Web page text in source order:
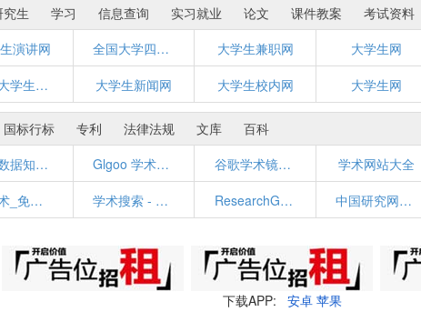
究生 学习 信息查询 实习就业 论文 课件教案
考试资料
演讲网 全国大学四、六级考试官网 大学生兼职网 大学生网
中国大学生网—大学生杂志社官方网站 大学生新闻网 大学生校内网 大学生网
国标行标 专利 法律法规 文库
百科
万方数据知识服务平台 Glgoo 学术搜索 谷歌学术镜像_Google学术搜索导航 学术网站大全
爱学术_免费学术资源下载 学术搜索 - 站在巨人的肩膀上 ResearchGate 中国研究网络资源导航动态数据库
下载APP: 安卓 苹果